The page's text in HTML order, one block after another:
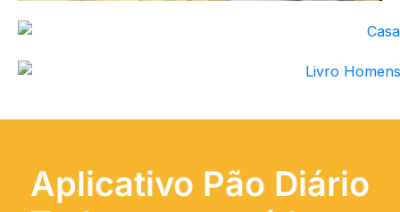
Aplicativo Pão Diário